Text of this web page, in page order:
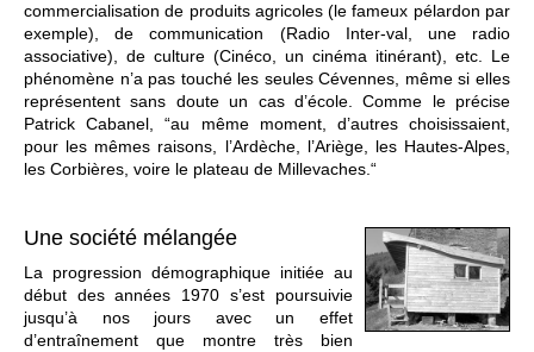
commercialisation de produits agricoles (le fameux pélardon par
exemple), de communication (Radio Inter-val, une radio
associative), de culture (Cinéco, un cinéma itinérant), etc. Le
phénomène n’a pas touché les seules Cévennes, même si elles
représentent sans doute un cas d’école. Comme le précise
Patrick Cabanel, “au même moment, d’autres choisissaient,
pour les mêmes raisons, l’Ardèche, l’Ariège, les Hautes-Alpes,
les Corbières, voire le plateau de Millevaches.“
Une société mélangée
La progression démographique initiée au
début des années 1970 s’est poursuivie
jusqu’à nos jours avec un effet
d’entraînement que montre très bien